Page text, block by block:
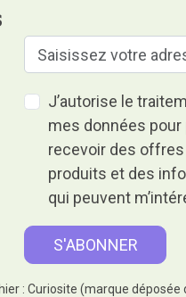
J’autorise le
mes données pour
recevoir des offres
produits et des
qui peuvent
: Curiosite (marque déposée